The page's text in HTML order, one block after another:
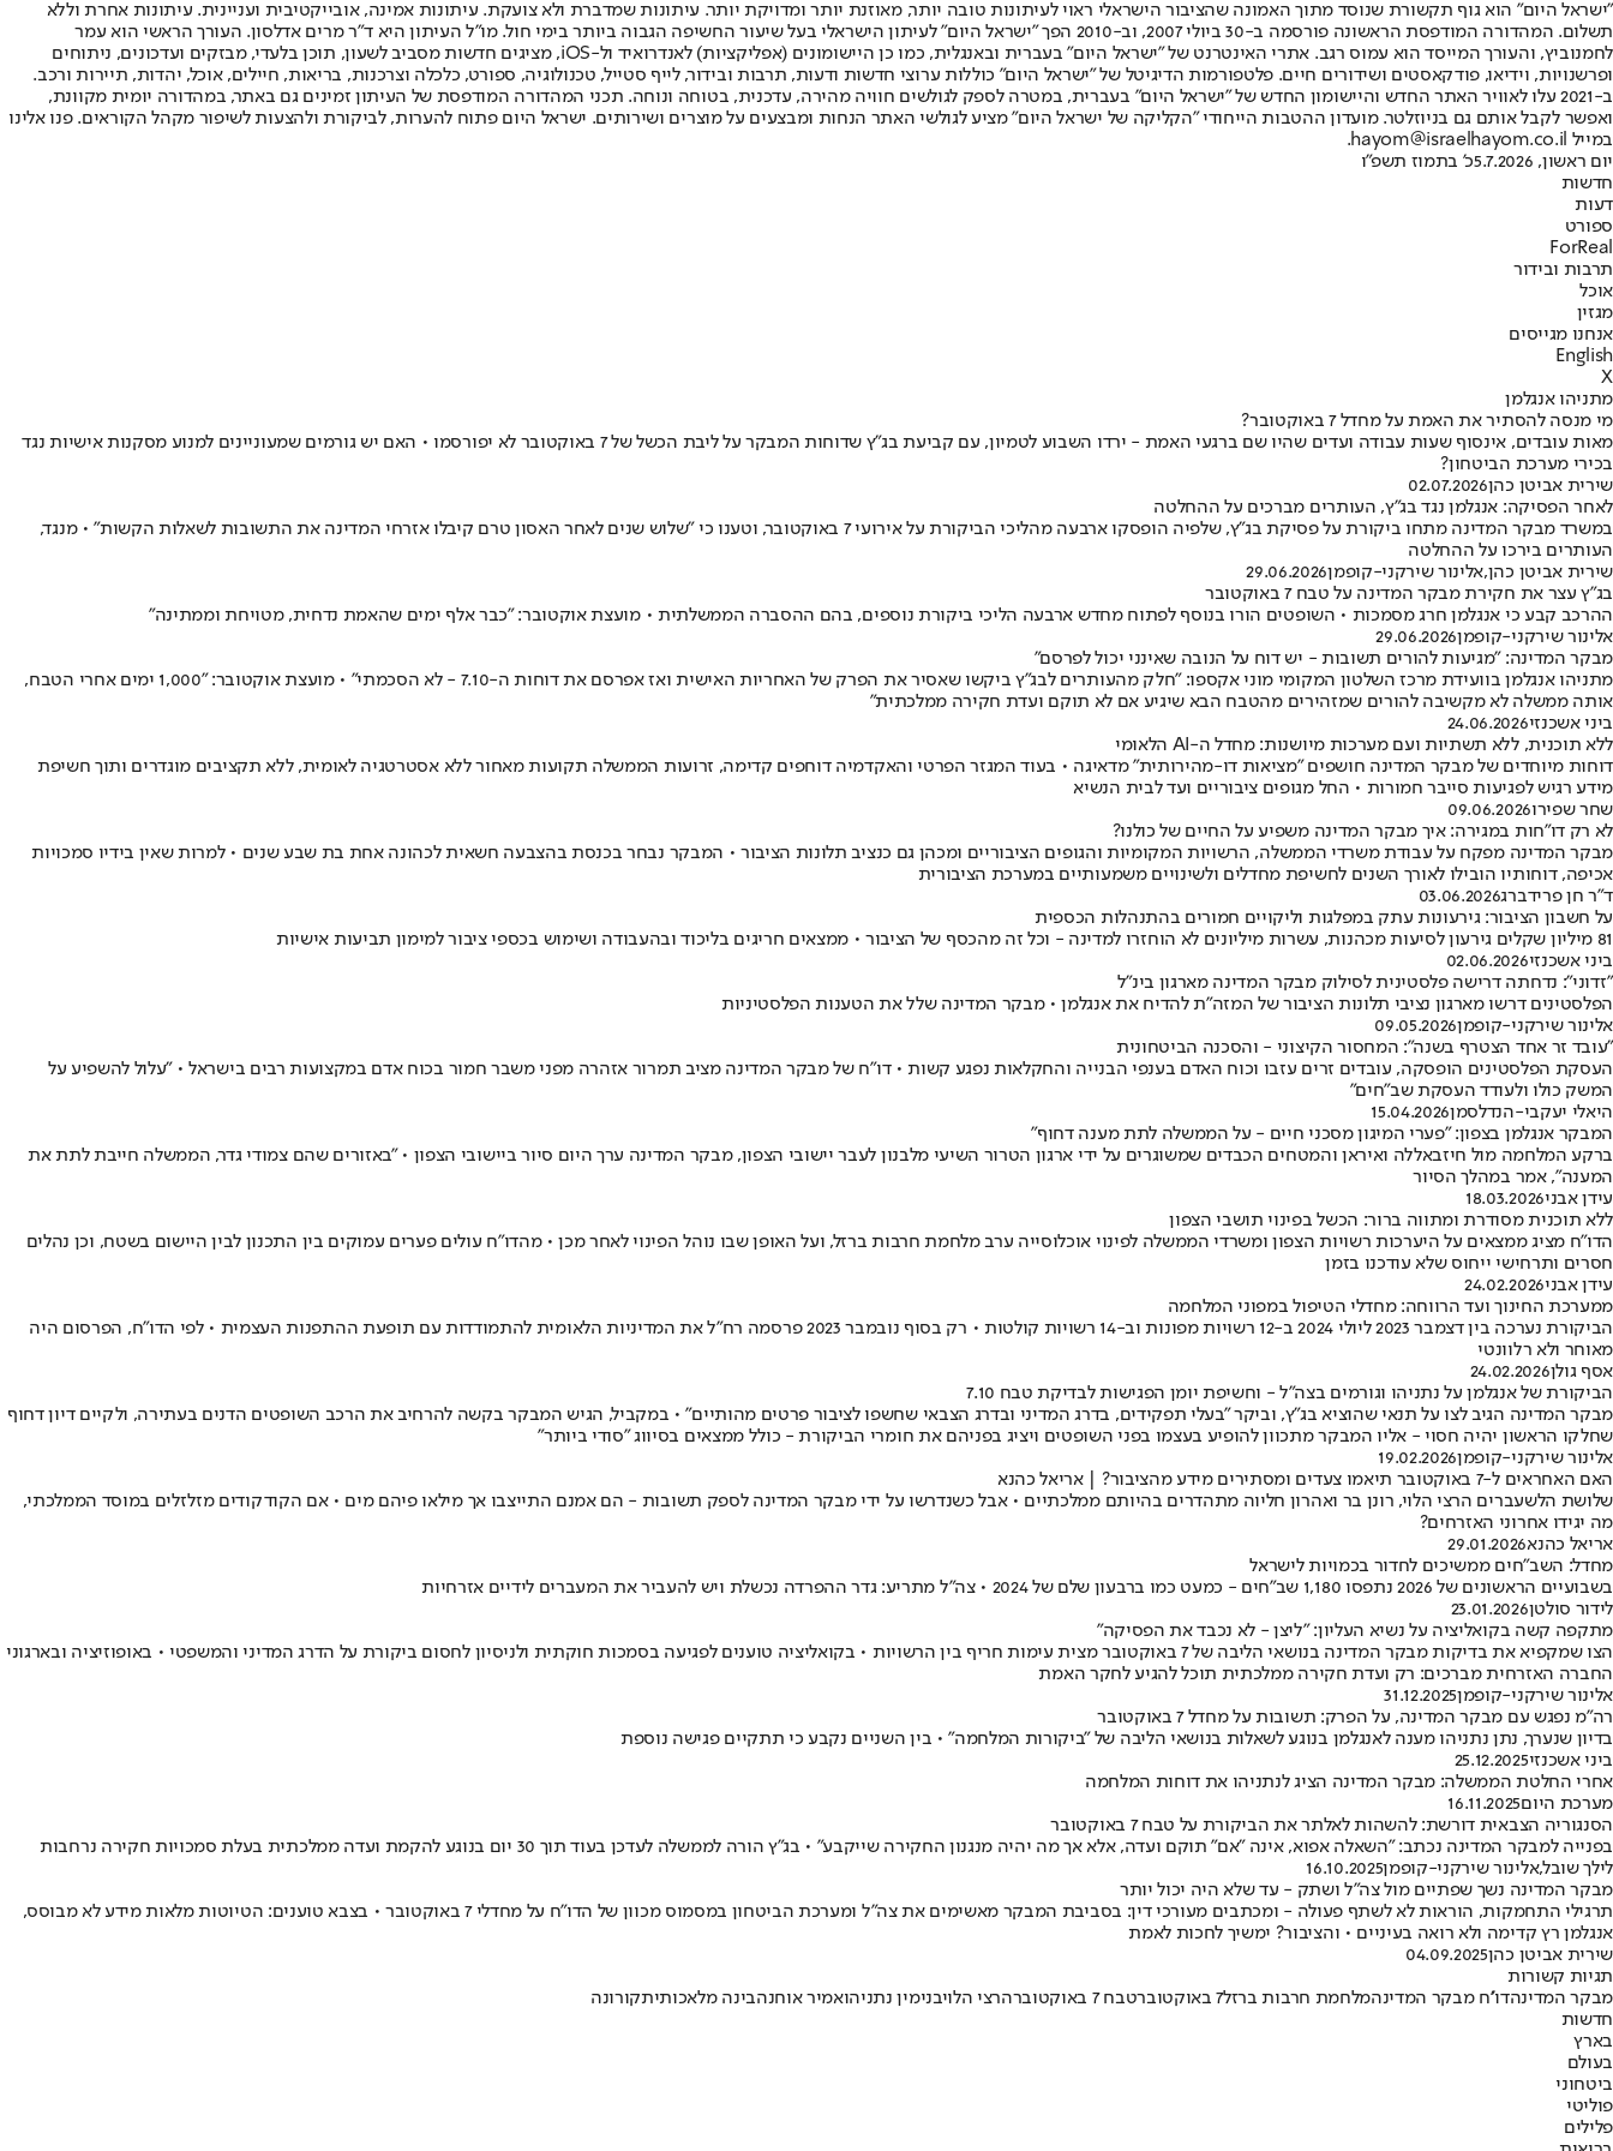
"ישראל היום" הוא גוף תקשורת שנוסד מתוך האמונה שהציבור הישראלי ראוי לעיתונות טובה יותר, מאוזנת יותר ומדויקת יותר. עיתונות שמדברת ולא צועקת. עיתונות אמינה, אובייקטיבית ועניינית. עיתונות אחרת וללא
תשלום. המהדורה המודפסת הראשונה פורסמה ב-30 ביולי 2007, וב-2010 הפך "ישראל היום" לעיתון הישראלי בעל שיעור החשיפה הגבוה ביותר בימי חול. מו"ל העיתון היא ד"ר מרים אדלסון. העורך הראשי הוא עמר
לחמנוביץ, והעורך המייסד הוא עמוס רגב. אתרי האינטרנט של "ישראל היום" בעברית ובאנגלית, כמו כן היישומונים (אפליקציות) לאנדרואיד ול-iOS, מציגים חדשות מסביב לשעון, תוכן בלעדי, מבזקים ועדכונים, ניתוחים
ופרשנויות, וידיאו, פודקאסטים ושידורים חיים. פלטפורמות הדיגיטל של "ישראל היום" כוללות ערוצי חדשות ודעות, תרבות ובידור, לייף סטייל, טכנולוגיה, ספורט, כלכלה וצרכנות, בריאות, חיילים, אוכל, יהדות, תיירות ורכב.
ב-2021 עלו לאוויר האתר החדש והיישומון החדש של "ישראל היום" בעברית, במטרה לספק לגולשים חוויה מהירה, עדכנית, בטוחה ונוחה. תכני המהדורה המודפסת של העיתון זמינים גם באתר, במהדורה יומית מקוונת,
ואפשר לקבל אותם גם בניוזלטר. מועדון ההטבות הייחודי "הקליקה של ישראל היום" מציע לגולשי האתר הנחות ומבצעים על מוצרים ושירותים. ישראל היום פתוח להערות, לביקורת ולהצעות לשיפור מקהל הקוראים. פנו אלינו
במייל hayom@israelhayom.co.il.
יום ראשון, 5.7.2026
כ' בתמוז תשפ"ו
חדשות
דעות
ספורט
ForReal
תרבות ובידור
אוכל
מגזין
אנחנו מגייסים
English
X
מתניהו אנגלמן
מי מנסה להסתיר את האמת על מחדל 7 באוקטובר?
מאות עובדים, אינסוף שעות עבודה ועדים שהיו שם ברגעי האמת - ירדו השבוע לטמיון, עם קביעת בג"ץ שדוחות המבקר על ליבת הכשל של 7 באוקטובר לא יפורסמו • האם יש גורמים שמעוניינים למנוע מסקנות אישיות נגד
בכירי מערכת הביטחון?
שירית אביטן כהן02.07.2026
לאחר הפסיקה: אנגלמן נגד בג"ץ, העותרים מברכים על ההחלטה
במשרד מבקר המדינה מתחו ביקורת על פסיקת בג"ץ, שלפיה הופסקו ארבעה מהליכי הביקורת על אירועי 7 באוקטובר, וטענו כי "שלוש שנים לאחר האסון טרם קיבלו אזרחי המדינה את התשובות לשאלות הקשות" • מנגד,
העותרים בירכו על ההחלטה
שירית אביטן כהן,אלינור שירקני-קופמן29.06.2026
בג"ץ עצר את חקירת מבקר המדינה על טבח 7 באוקטובר
ההרכב קבע כי אנגלמן חרג מסמכות • השופטים הורו בנוסף לפתוח מחדש ארבעה הליכי ביקורת נוספים, בהם ההסברה הממשלתית • מועצת אוקטובר: "כבר אלף ימים שהאמת נדחית, מטויחת וממתינה"
אלינור שירקני-קופמן29.06.2026
מבקר המדינה: "מגיעות להורים תשובות - יש דוח על הנובה שאינני יכול לפרסם"
מתניהו אנגלמן בוועידת מרכז השלטון המקומי מוני אקספו: "חלק מהעותרים לבג"ץ ביקשו שאסיר את הפרק של האחריות האישית ואז אפרסם את דוחות ה-7.10 - לא הסכמתי" • מועצת אוקטובר: "1,000 ימים אחרי הטבח,
אותה ממשלה לא מקשיבה להורים שמזהירים מהטבח הבא שיגיע אם לא תוקם ועדת חקירה ממלכתית"
ביני אשכנזי24.06.2026
ללא תוכנית, ללא תשתיות ועם מערכות מיושנות: מחדל ה-AI הלאומי
דוחות מיוחדים של מבקר המדינה חושפים "מציאות דו-מהירותית" מדאיגה • בעוד המגזר הפרטי והאקדמיה דוחפים קדימה, זרועות הממשלה תקועות מאחור ללא אסטרטגיה לאומית, ללא תקציבים מוגדרים ותוך חשיפת
מידע רגיש לפגיעות סייבר חמורות • החל מגופים ציבוריים ועד לבית הנשיא
שחר שפירו09.06.2026
לא רק דו"חות במגירה: איך מבקר המדינה משפיע על החיים של כולנו?
מבקר המדינה מפקח על עבודת משרדי הממשלה, הרשויות המקומיות והגופים הציבוריים ומכהן גם כנציב תלונות הציבור • המבקר נבחר בכנסת בהצבעה חשאית לכהונה אחת בת שבע שנים • למרות שאין בידיו סמכויות
אכיפה, דוחותיו הובילו לאורך השנים לחשיפת מחדלים ולשינויים משמעותיים במערכת הציבורית
ד"ר חן פרידברג03.06.2026
על חשבון הציבור: גירעונות עתק במפלגות וליקויים חמורים בהתנהלות הכספית
81 מיליון שקלים גירעון לסיעות מכהנות, עשרות מיליונים לא הוחזרו למדינה - וכל זה מהכסף של הציבור • ממצאים חריגים בליכוד ובהעבודה ושימוש בכספי ציבור למימון תביעות אישיות
ביני אשכנזי02.06.2026
"זדוני": נדחתה דרישה פלסטינית לסילוק מבקר המדינה מארגון בינ"ל
הפלסטינים דרשו מארגון נציבי תלונות הציבור של המזה"ת להדיח את אנגלמן • מבקר המדינה שלל את הטענות הפלסטיניות
אלינור שירקני-קופמן09.05.2026
"עובד זר אחד הצטרף בשנה": המחסור הקיצוני - והסכנה הביטחונית
העסקת הפלסטינים הופסקה, עובדים זרים עזבו וכוח האדם בענפי הבנייה והחקלאות נפגע קשות • דו"ח של מבקר המדינה מציב תמרור אזהרה מפני משבר חמור בכוח אדם במקצועות רבים בישראל • "עלול להשפיע על
המשק כולו ולעודד העסקת שב"חים"
היאלי יעקבי-הנדלסמן15.04.2026
המבקר אנגלמן בצפון: "פערי המיגון מסכני חיים - על הממשלה לתת מענה דחוף"
ברקע המלחמה מול חיזבאללה ואיראן והמטחים הכבדים שמשוגרים על ידי ארגון הטרור השיעי מלבנון לעבר יישובי הצפון, מבקר המדינה ערך היום סיור ביישובי הצפון • "באזורים שהם צמודי גדר, הממשלה חייבת לתת את
המענה", אמר במהלך הסיור
עידן אבני18.03.2026
ללא תוכנית מסודרת ומתווה ברור: הכשל בפינוי תושבי הצפון
הדו"ח מציג ממצאים על היערכות רשויות הצפון ומשרדי הממשלה לפינוי אוכלוסייה ערב מלחמת חרבות ברזל, ועל האופן שבו נוהל הפינוי לאחר מכן • מהדו"ח עולים פערים עמוקים בין התכנון לבין היישום בשטח, וכן נהלים
חסרים ותרחישי ייחוס שלא עודכנו בזמן
עידן אבני24.02.2026
ממערכת החינוך ועד הרווחה: מחדלי הטיפול במפוני המלחמה
הביקורת נערכה בין דצמבר 2023 ליולי 2024 ב-12 רשויות מפונות וב-14 רשויות קולטות • רק בסוף נובמבר 2023 פרסמה רח"ל את המדיניות הלאומית להתמודדות עם תופעת ההתפנות העצמית • לפי הדו"ח, הפרסום היה
מאוחר ולא רלוונטי
אסף גולן24.02.2026
הביקורת של אנגלמן על נתניהו וגורמים בצה"ל - וחשיפת יומן הפגישות לבדיקת טבח 7.10
מבקר המדינה הגיב לצו על תנאי שהוציא בג"ץ, וביקר "בעלי תפקידים, בדרג המדיני ובדרג הצבאי שחשפו לציבור פרטים מהותיים" • במקביל, הגיש המבקר בקשה להרחיב את הרכב השופטים הדנים בעתירה, ולקיים דיון דחוף
שחלקו הראשון יהיה חסוי - אליו המבקר מתכוון להופיע בעצמו בפני השופטים ויציג בפניהם את חומרי הביקורת - כולל ממצאים בסיווג "סודי ביותר"
אלינור שירקני-קופמן19.02.2026
האם האחראים ל-7 באוקטובר תיאמו צעדים ומסתירים מידע מהציבור? | אריאל כהנא
שלושת הלשעברים הרצי הלוי, רונן בר ואהרון חליוה מתהדרים בהיותם ממלכתיים • אבל כשנדרשו על ידי מבקר המדינה לספק תשובות - הם אמנם התייצבו אך מילאו פיהם מים • אם הקודקודים מזלזלים במוסד הממלכתי,
מה יגידו אחרוני האזרחים?
אריאל כהנא29.01.2026
מחדל: השב"חים ממשיכים לחדור בכמויות לישראל
בשבועיים הראשונים של 2026 נתפסו 1,180 שב"חים - כמעט כמו ברבעון שלם של 2024 • צה"ל מתריע: גדר ההפרדה נכשלת ויש להעביר את המעברים לידיים אזרחיות
לידור סולטן23.01.2026
מתקפה קשה בקואליציה על נשיא העליון: "ליצן - לא נכבד את הפסיקה"
הצו שמקפיא את בדיקות מבקר המדינה בנושאי הליבה של 7 באוקטובר מצית עימות חריף בין הרשויות • בקואליציה טוענים לפגיעה בסמכות חוקתית ולניסיון לחסום ביקורת על הדרג המדיני והמשפטי • באופוזיציה ובארגוני
החברה האזרחית מברכים: רק ועדת חקירה ממלכתית תוכל להגיע לחקר האמת
אלינור שירקני-קופמן31.12.2025
רה"מ נפגש עם מבקר המדינה, על הפרק: תשובות על מחדל 7 באוקטובר
בדיון שנערך, נתן נתניהו מענה לאנגלמן בנוגע לשאלות בנושאי הליבה של "ביקורות המלחמה" • בין השניים נקבע כי תתקיים פגישה נוספת
ביני אשכנזי25.12.2025
אחרי החלטת הממשלה: מבקר המדינה הציג לנתניהו את דוחות המלחמה
מערכת היום16.11.2025
הסנגוריה הצבאית דורשת: להשהות לאלתר את הביקורת על טבח 7 באוקטובר
בפנייה למבקר המדינה נכתב: "השאלה אפוא, אינה "אם" תוקם ועדה, אלא אך מה יהיה מנגנון החקירה שייקבע" • בג"ץ הורה לממשלה לעדכן בעוד תוך 30 יום בנוגע להקמת ועדה ממלכתית בעלת סמכויות חקירה נרחבות
לילך שובל,אלינור שירקני-קופמן16.10.2025
מבקר המדינה נשך שפתיים מול צה"ל ושתק - עד שלא היה יכול יותר
תרגילי התחמקות, הוראות לא לשתף פעולה - ומכתבים מעורכי דין: בסביבת המבקר מאשימים את צה"ל ומערכת הביטחון במסמוס מכוון של הדו"ח על מחדלי 7 באוקטובר • בצבא טוענים: הטיוטות מלאות מידע לא מבוסס,
אנגלמן רץ קדימה ולא רואה בעיניים • והציבור? ימשיך לחכות לאמת
שירית אביטן כהן04.09.2025
תגיות קשורות
מבקר המדינהדו''ח מבקר המדינהמלחמת חרבות ברזל7 באוקטובר טבח 7 באוקטובר הרצי הלויבנימין נתניהואמיר אוחנהבינה מלאכותיתקורונה
חדשות
בארץ
בעולם
ביטחוני
פוליטי
פלילים